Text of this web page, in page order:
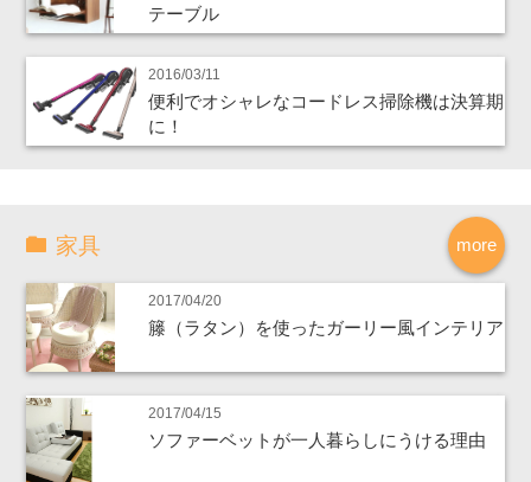
テーブル
2016/03/11
便利でオシャレなコードレス掃除機は決算期
に！
more
家具
2017/04/20
籐（ラタン）を使ったガーリー風インテリア
2017/04/15
ソファーベットが一人暮らしにうける理由